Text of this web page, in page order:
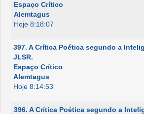
Espaço Crítico
Alemtagus
Hoje 8:18:07
397. A Crítica Poética segundo a
JLSR.
Espaço Crítico
Alemtagus
Hoje 8:14:53
396. A Crítica Poética segundo a